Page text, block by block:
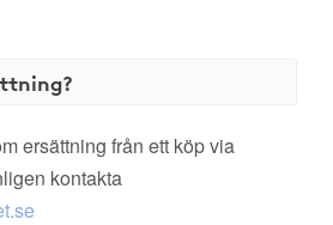
ersättning från ett köp via
kontakta